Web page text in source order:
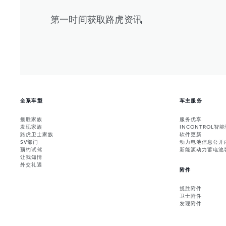
第一时间获取路虎资讯
全系车型
揽胜家族
发现家族
路虎卫士家族
SV部门
预约试驾
让我知情
外交礼遇
车主服务
服务优享
INCONTROL智
软件更新
动力电池信息公开
新能源动力蓄电池
附件
揽胜附件
卫士附件
发现附件